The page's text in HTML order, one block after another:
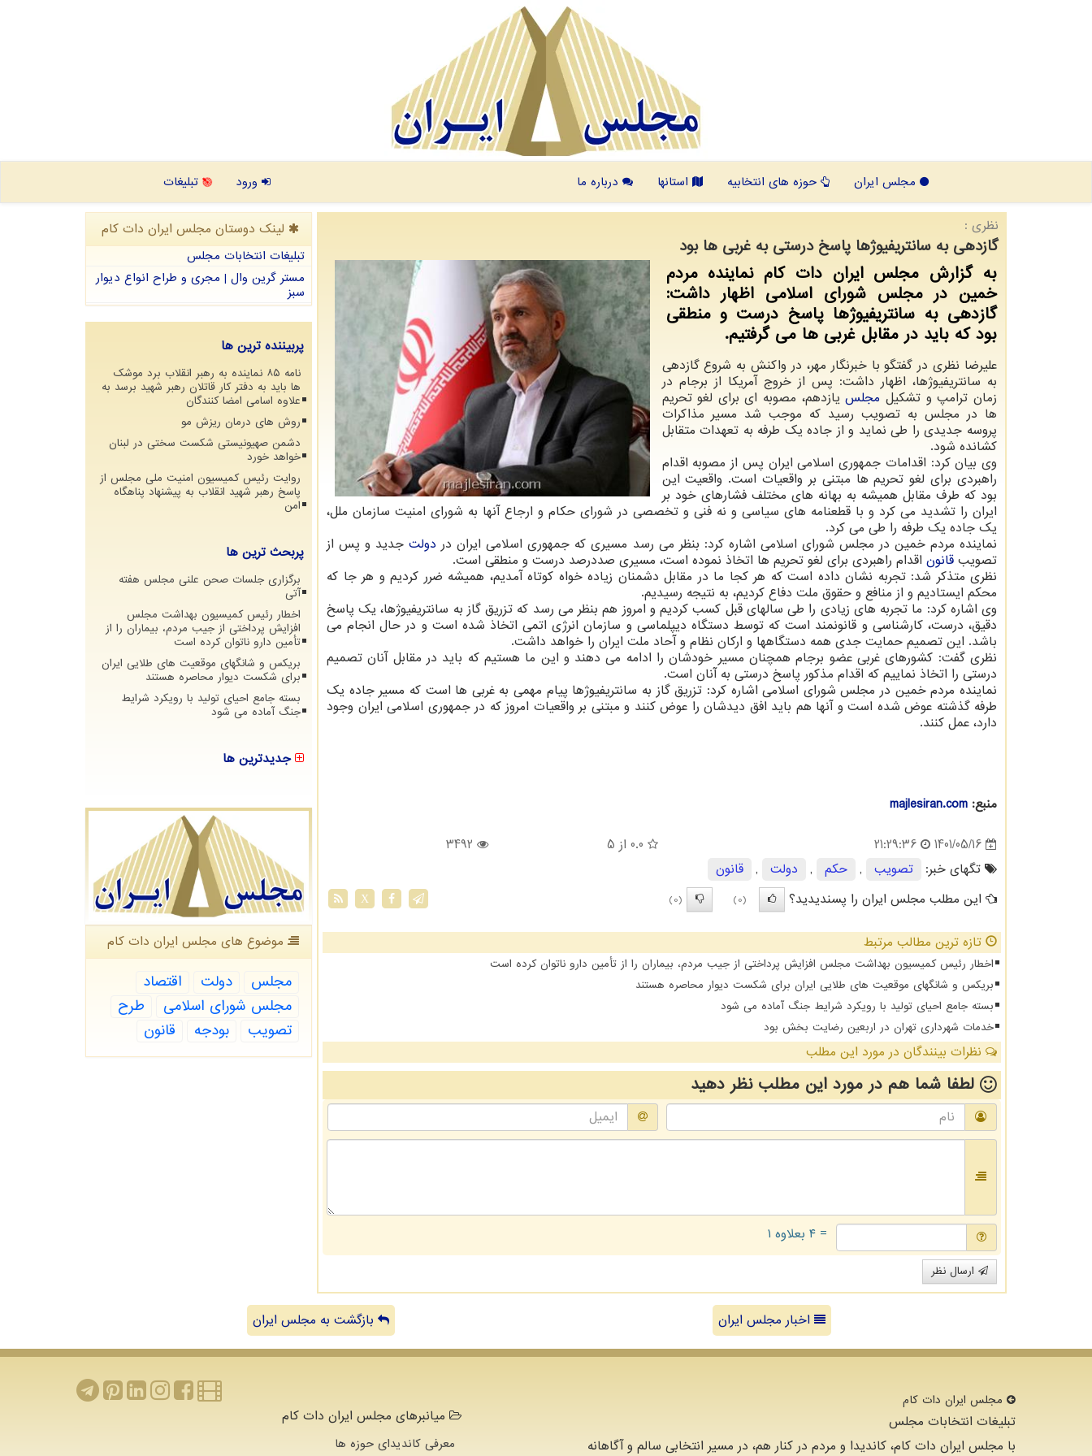
مجلس ایران حوزه های انتخابیه استانها درباره ما ورود تبلیغات
نظری :
گازدهی به سانتریفیوژها پاسخ درستی به غربی ها بود
به گزارش مجلس ایران دات کام نماینده مردم
خمین در مجلس شورای اسلامی اظهار داشت:
گازدهی به سانتریفیوژها پاسخ درست و منطقی
بود که باید در مقابل غربی ها می گرفتیم.
علیرضا نظری در گفتگو با خبرنگار مهر، در واکنش به شروع گازدهی
به سانتریفیوژها، اظهار داشت: پس از خروج آمریکا از برجام در
زمان ترامپ و تشکیل مجلسیازدهم، مصوبه ای برای لغو تحریم
ها در مجلس به تصویب رسید که موجب شد مسیر مذاکرات
پروسه جدیدی را طی نماید و از جاده یک طرفه به تعهدات متقابل
کشانده شود.
وی بیان کرد: اقدامات جمهوری اسلامی ایران پس از مصوبه اقدام
راهبردی برای لغو تحریم ها مبتنی بر واقعیات است. واقعیت این
بود که طرف مقابل همیشه به بهانه های مختلف فشارهای خود بر
ایران را تشدید می کرد و با قطعنامه های سیاسی و نه فنی و تخصصی در شورای حکام و ارجاع آنها به شورای امنیت سازمان ملل،
یک جاده یک طرفه را طی می کرد.
نماینده مردم خمین در مجلس شورای اسلامی اشاره کرد: بنظر می رسد مسیری که جمهوری اسلامی ایران در دولتجدید و پس از
تصویب قانون اقدام راهبردی برای لغو تحریم ها اتخاذ نموده است، مسیری صددرصد درست و منطقی است.
نظری متذکر شد: تجربه نشان داده است که هر کجا ما در مقابل دشمنان زیاده خواه کوتاه آمدیم، همیشه ضرر کردیم و هر جا که
محکم ایستادیم و از منافع و حقوق ملت دفاع کردیم، به نتیجه رسیدیم.
وی اشاره کرد: ما تجربه های زیادی را طی سالهای قبل کسب کردیم و امروز هم بنظر می رسد که تزریق گاز به سانتریفیوژها، یک پاسخ
دقیق، درست، کارشناسی و قانونمند است که توسط دستگاه دیپلماسی و سازمان انرژی اتمی اتخاذ شده است و در حال انجام می
باشد. این تصمیم حمایت جدی همه دستگاهها و ارکان نظام و آحاد ملت ایران را خواهد داشت.
نظری گفت: کشورهای غربی عضو برجام همچنان مسیر خودشان را ادامه می دهند و این ما هستیم که باید در مقابل آنان تصمیم
درستی را اتخاذ نماییم که اقدام مذکور پاسخ درستی به آنان است.
نماینده مردم خمین در مجلس شورای اسلامی اشاره کرد: تزریق گاز به سانتریفیوژها پیام مهمی به غربی ها است که مسیر جاده یک
طرفه گذشته عوض شده است و آنها هم باید افق دیدشان را عوض کنند و مبتنی بر واقعیات امروز که در جمهوری اسلامی ایران وجود
دارد، عمل کنند.
منبع: majlesiran.com
1401/05/16
21:29:36
0.0 از 5
3492
تگهای خبر:
تصویب , حكم , دولت ,
قانون
این مطلب مجلس ایران را پسندیدید؟
(0)
(0)
X
تازه ترین مطالب مرتبط
اخطار رئیس کمیسیون بهداشت مجلس افزایش پرداختی از جیب مردم، بیماران را از تأمین دارو ناتوان کرده است
بریکس و شانگهای موقعیت های طلایی ایران برای شکست دیوار محاصره هستند
بسته جامع احیای تولید با رویکرد شرایط جنگ آماده می شود
خدمات شهرداری تهران در اربعین رضایت بخش بود
نظرات بینندگان در مورد این مطلب
لطفا شما هم در مورد این مطلب نظر دهید
= ۴ بعلاوه ۱
ارسال نظر
لینک دوستان مجلس ایران دات كام
تبلیغات انتخابات مجلس
مستر گرین وال | مجری و طراح انواع دیوار
سبز
پربیننده ترین ها
نامه ۸۵ نماینده به رهبر انقلاب برد موشک
ها باید به دفتر کار قاتلان رهبر شهید برسد به
علاوه اسامی امضا کنندگان
روش های درمان ریزش مو
دشمن صهیونیستی شکست سختی در لبنان
خواهد خورد
روایت رئیس کمیسیون امنیت ملی مجلس از
پاسخ رهبر شهید انقلاب به پیشنهاد پناهگاه
امن
پربحث ترین ها
برگزاری جلسات صحن علنی مجلس هفته
آتی
اخطار رئیس کمیسیون بهداشت مجلس
افزایش پرداختی از جیب مردم، بیماران را از
تأمین دارو ناتوان کرده است
بریکس و شانگهای موقعیت های طلایی ایران
برای شکست دیوار محاصره هستند
بسته جامع احیای تولید با رویکرد شرایط
جنگ آماده می شود
جدیدترین ها
موضوع های مجلس ایران دات كام
مجلس دولت
اقتصاد
مجلس شورای اسلامی
طرح
تصویب
بودجه قانون
اخبار مجلس ایران بازگشت به مجلس ایران
مجلس ایران دات كام
تبلیغات انتخابات مجلس
با مجلس ایران دات کام، کاندیدا و مردم در کنار هم، در مسیر انتخابی سالم و آگاهانه
میانبرهای مجلس ایران دات کام
معرفی کاندیدای حوزه ها